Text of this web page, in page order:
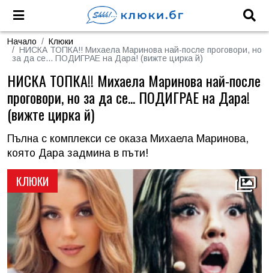
Начало
Клюки
НИСКА ТОПКА!! Михаела Маринова най-после проговори, но
за да се... ПОДИГРАЕ на Дара! (вижте цирка й)
КЛЮКИ
НИСКА ТОПКА!! Михаела Маринова най-после
проговори, но за да се... ПОДИГРАЕ на Дара!
(вижте цирка й)
Пълна с комплекси се оказа Михаела Маринова,
която Дара задмина в пъти!